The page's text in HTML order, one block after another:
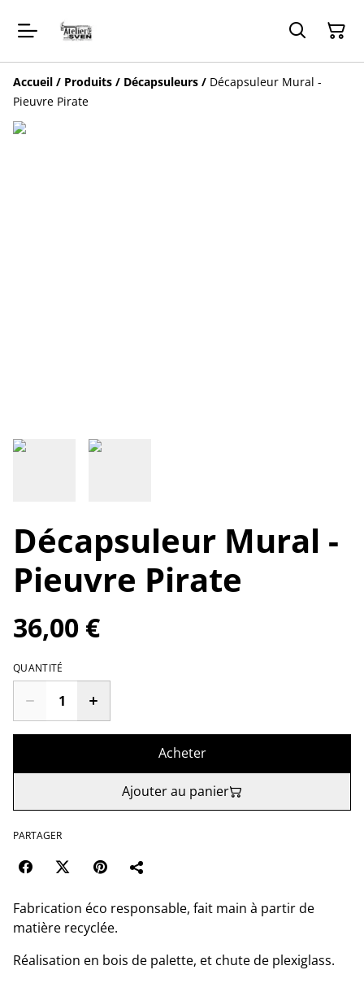
Accueil / Produits / Décapsuleurs / Décapsuleur Mural -
Pieuvre Pirate
Décapsuleur Mural -
Pieuvre Pirate
36,00 €
QUANTITÉ
Acheter
Ajouter au panier
PARTAGER
Fabrication éco responsable, fait main à partir de
matière recyclée.
Réalisation en bois de palette, et chute de plexiglass.